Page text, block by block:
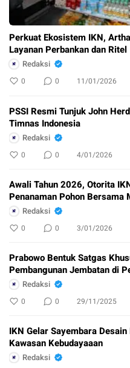
Perkuat Ekosistem IKN,
Layanan Perbankan dan Ritel
Redaksi
0 0 11/01/2026
PSSI Resmi Tunjuk John
Timnas Indonesia
Redaksi
0 0 4/01/2026
Awali Tahun 2026, Otorita
Penanaman Pohon Bersama
Redaksi
0 0 3/01/2026
Prabowo Bentuk Satgas
Pembangunan Jembatan di
Redaksi
0 0 29/11/2025
IKN Gelar Sayembara Desain
Kawasan Kebudayaaan
Redaksi